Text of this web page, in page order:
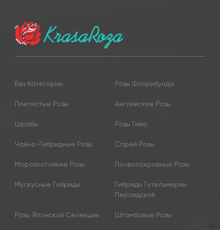
Без Категории Розы Флорибунда
Плетистые Розы Английские Розы
Шрабы Розы Гийо
Чайно-Гибридные Розы Спрей Розы
Морозостойкие Розы Почвопокровные Розы
Мускусные Гибриды
Гибриды Гутельмерии
Персидской
Розы Японской Селекции Штамбовые Розы